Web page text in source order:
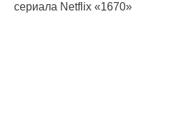
сериала Netflix «1670»